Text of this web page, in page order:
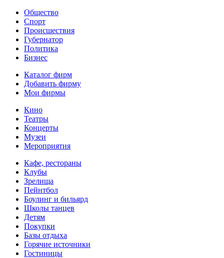
Общество
Спорт
Происшествия
Губернатор
Политика
Бизнес
Каталог фирм
Добавить фирму
Мои фирмы
Кино
Театры
Концерты
Музеи
Мероприятия
Кафе, рестораны
Клубы
Зрелища
Пейнтбол
Боулинг и бильярд
Школы танцев
Детям
Покупки
Базы отдыха
Горячие источники
Гостиницы